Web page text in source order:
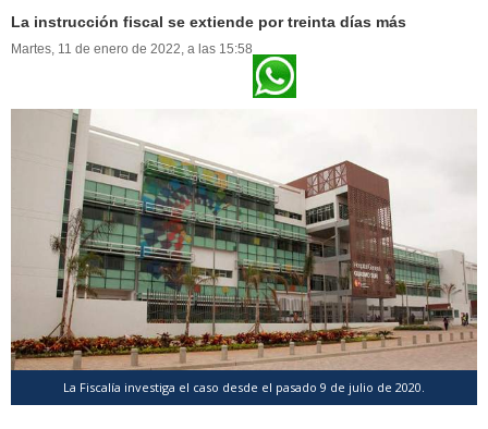
La instrucción fiscal se extiende por treinta días más
Martes, 11 de enero de 2022, a las 15:58
La Fiscalía investiga el caso desde el pasado 9 de julio de 2020.